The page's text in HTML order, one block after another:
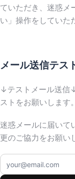
ていただき、迷惑メ
い」操作をしていた
メール送信テス
↓テストメール送信
ストをお願いします。
迷惑メールに届いて
更のご協力をお願い